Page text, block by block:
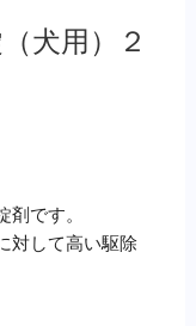
犬用）２
です。
対して高い駆除